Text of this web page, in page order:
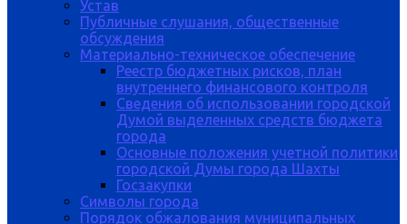
Устав
Публичные слушания, общественные
обсуждения
Материально-техническое обеспечение
Реестр бюджетных рисков, план
внутреннего финансового контроля
Сведения об использовании городской
Думой выделенных средств бюджета
города
Основные положения учетной политики
городской Думы города Шахты
Госзакупки
Символы города
Порядок обжалования муниципальных